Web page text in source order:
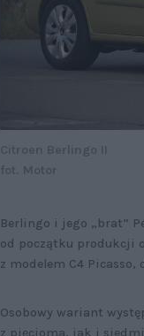
Berlingo i jego „brat”
od początku produkcji
z modelem C4 Picasso,
Osobowy wariant
z pięcioma, jak i